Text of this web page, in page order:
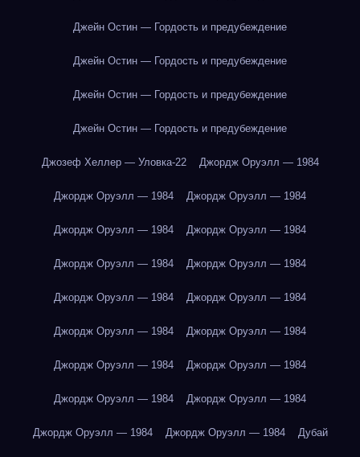
Джейн Остин — Гордость и предубеждение
Джейн Остин — Гордость и предубеждение
Джейн Остин — Гордость и предубеждение
Джейн Остин — Гордость и предубеждение
Джозеф Хеллер — Уловка-22 Джордж Оруэлл — 1984
Джордж Оруэлл — 1984 Джордж Оруэлл — 1984
Джордж Оруэлл — 1984 Джордж Оруэлл — 1984
Джордж Оруэлл — 1984 Джордж Оруэлл — 1984
Джордж Оруэлл — 1984 Джордж Оруэлл — 1984
Джордж Оруэлл — 1984 Джордж Оруэлл — 1984
Джордж Оруэлл — 1984 Джордж Оруэлл — 1984
Джордж Оруэлл — 1984 Джордж Оруэлл — 1984
Джордж Оруэлл — 1984 Джордж Оруэлл — 1984 Дубай